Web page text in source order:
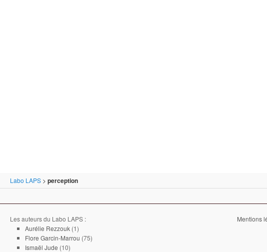
Labo LAPS > perception
Les auteurs du Labo LAPS :
Aurélie Rezzouk (1)
Flore Garcin-Marrou (75)
Ismaël Jude (10)
Mentions